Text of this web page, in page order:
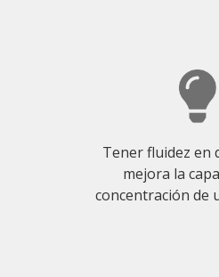
Tener fluidez en
mejora la
concentración de